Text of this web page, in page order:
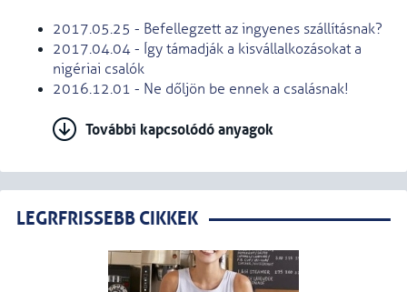
2017.05.25 - Befellegzett az ingyenes szállításnak?
2017.04.04 - Így támadják a kisvállalkozásokat a
nigériai csalók
2016.12.01 - Ne dőljön be ennek a csalásnak!
További kapcsolódó anyagok
LEGRFRISSEBB CIKKEK